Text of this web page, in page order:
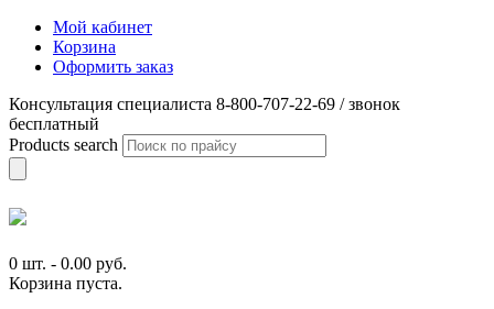
Мой кабинет
Корзина
Оформить заказ
Консультация специалиста 8-800-707-22-69 / звонок
бесплатный
Products search
0 шт. - 0.00 руб.
Корзина пуста.